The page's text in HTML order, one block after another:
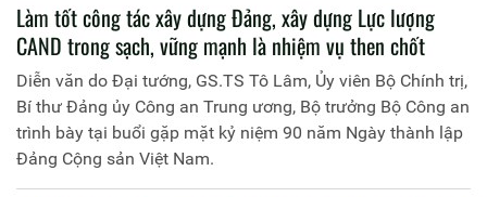
Làm tốt công tác xây dựng Đảng, xây dựng Lực lượng
CAND trong sạch, vững mạnh là nhiệm vụ then chốt
Diễn văn do Đại tướng, GS.TS Tô Lâm, Ủy viên Bộ Chính trị,
Bí thư Đảng ủy Công an Trung ương, Bộ trưởng Bộ Công an
trình bày tại buổi gặp mặt kỷ niệm 90 năm Ngày thành lập
Đảng Cộng sản Việt Nam.